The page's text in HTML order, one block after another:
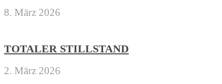
8. März 2026
TOTALER STILLSTAND
2. März 2026